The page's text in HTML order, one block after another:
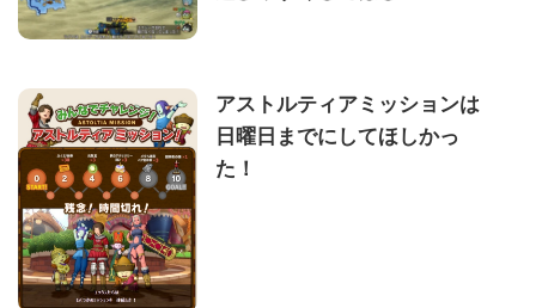
アストルティアミッションは
日曜日までにしてほしかっ
た！